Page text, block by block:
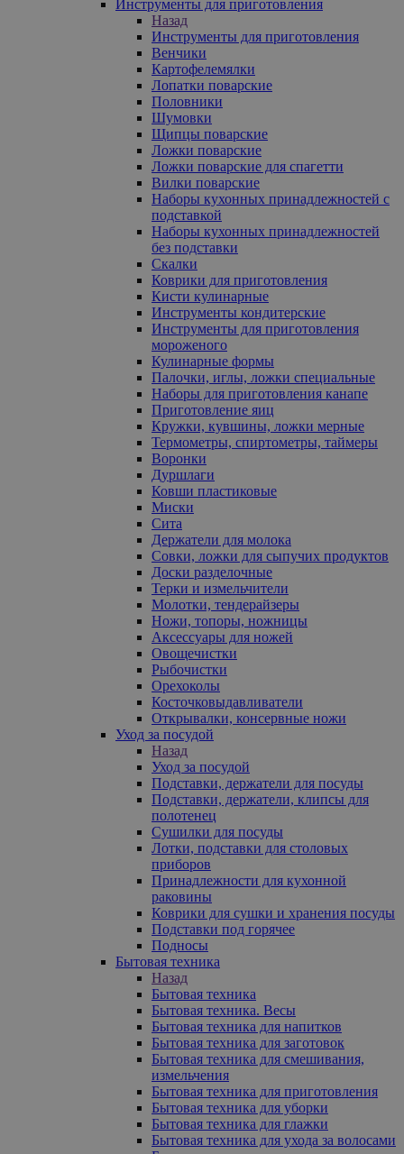
Инструменты для приготовления
Назад
Инструменты для приготовления
Венчики
Картофелемялки
Лопатки поварские
Половники
Шумовки
Щипцы поварские
Ложки поварские
Ложки поварские для спагетти
Вилки поварские
Наборы кухонных принадлежностей с
подставкой
Наборы кухонных принадлежностей
без подставки
Скалки
Коврики для приготовления
Кисти кулинарные
Инструменты кондитерские
Инструменты для приготовления
мороженого
Кулинарные формы
Палочки, иглы, ложки специальные
Наборы для приготовления канапе
Приготовление яиц
Кружки, кувшины, ложки мерные
Термометры, спиртометры, таймеры
Воронки
Дуршлаги
Ковши пластиковые
Миски
Сита
Держатели для молока
Совки, ложки для сыпучих продуктов
Доски разделочные
Терки и измельчители
Молотки, тендерайзеры
Ножи, топоры, ножницы
Аксессуары для ножей
Овощечистки
Рыбочистки
Орехоколы
Косточковыдавливатели
Открывалки, консервные ножи
Уход за посудой
Назад
Уход за посудой
Подставки, держатели для посуды
Подставки, держатели, клипсы для
полотенец
Сушилки для посуды
Лотки, подставки для столовых
приборов
Принадлежности для кухонной
раковины
Коврики для сушки и хранения посуды
Подставки под горячее
Подносы
Бытовая техника
Назад
Бытовая техника
Бытовая техника. Весы
Бытовая техника для напитков
Бытовая техника для заготовок
Бытовая техника для смешивания,
измельчения
Бытовая техника для приготовления
Бытовая техника для уборки
Бытовая техника для глажки
Бытовая техника для ухода за волосами